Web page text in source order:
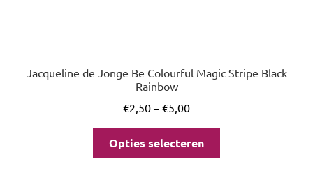
Jacqueline de Jonge Be Colourful Magic Stripe Black
Rainbow
€2,50 – €5,00
Opties selecteren